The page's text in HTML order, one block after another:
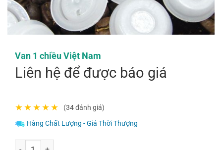
Van 1 chiều Việt Nam
Liên hệ để được báo giá
★★★★★ (34 đánh giá)
Hàng Chất Lượng - Giá Thời Thượng
Van 1 chiều Việt Nam số lượng